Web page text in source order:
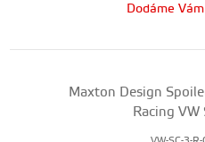
Dodáme
Maxton Design
Racing VW